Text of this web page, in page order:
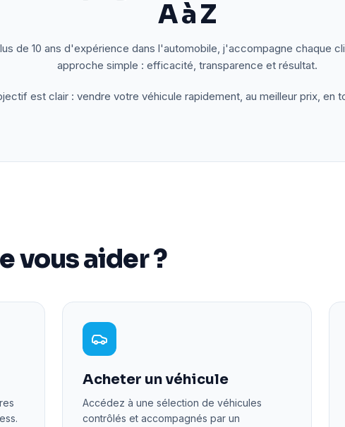
A à Z
de 10 ans d'expérience dans l'automobile, j'accompagne chaque
approche simple : efficacité, transparence et résultat.
est clair : vendre votre véhicule rapidement, au meilleur prix, en
vous aider ?
Acheter un véhicule
Accédez à une sélection de véhicules
contrôlés et accompagnés par un